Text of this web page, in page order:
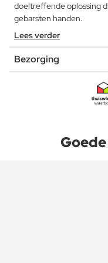
doeltreffende oplossing
gebarsten handen.
Lees verder
Bezorging